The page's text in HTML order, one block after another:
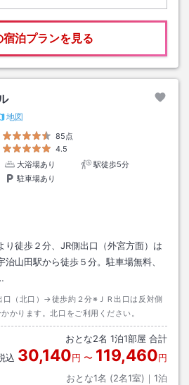
宿泊プランを見る
地図
85点
4.5
大浴場あり
駅徒歩5分
駐車場あり
り徒歩２分、JR側出口（外宮方面）は
山田駅から徒歩５分。駐車場無料、
口（北口）→徒歩約２分※ＪＲ出口は反対側
かります。北口をご利用ください。
おとな2名 1泊1部屋 合計
込 30,140円 〜 119,460円
おとな1名 (2名1室)｜ 1泊